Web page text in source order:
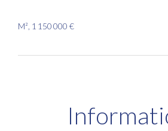
M², 1 150 000 €